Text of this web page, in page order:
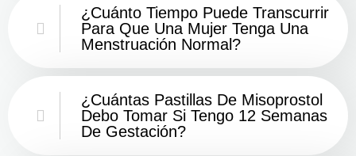
¿Cuánto Tiempo Puede Transcurrir
Para Que Una Mujer Tenga Una
Menstruación Normal?
¿Cuántas Pastillas De Misoprostol
Debo Tomar Si Tengo 12 Semanas
De Gestación?